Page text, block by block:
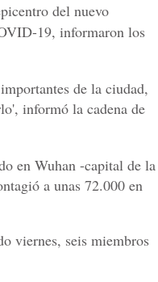
del nuevo
19, informaron los
de la ciudad,
informó la cadena de
en Wuhan -capital de la
a unas 72.000 en
viernes, seis miembros